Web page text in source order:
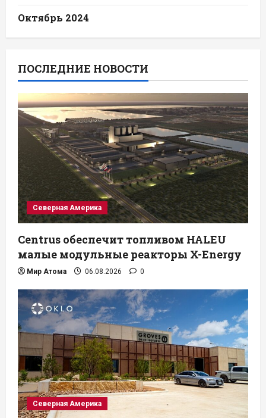
Октябрь 2024
ПОСЛЕДНИЕ НОВОСТИ
Северная Америка
Centrus обеспечит топливом HALEU
малые модульные реакторы X-Energy
Мир Атома 06.08.2026 0
Северная Америка